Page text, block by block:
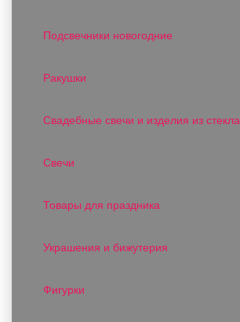
Подсвечники новогодние
Ракушки
Свадебные свечи и изделия из стекла
Свечи
Товары для праздника
Украшения и бижутерия
Фигурки